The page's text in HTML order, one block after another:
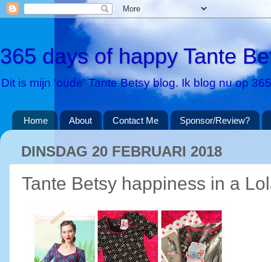
365 days of happy Tante
Dit is mijn 'oude' Tante Betsy blog. Ik blog nu op
Home About Contact Me Sponsor/Review?
DINSDAG 20 FEBRUARI 2018
Tante Betsy happiness in a